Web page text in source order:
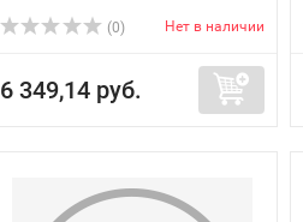
(0) Нет в наличии
6 349,14 руб.